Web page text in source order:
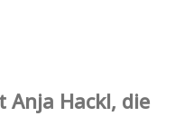
Hackl, die